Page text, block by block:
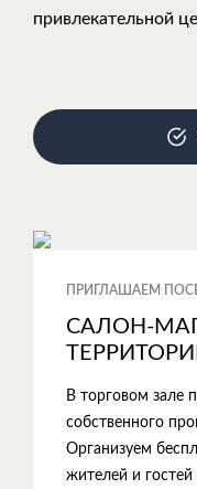
привлекательной
ПРИГЛАШАЕМ
САЛОН-
В торговом зале
собственного
Организуем
жителей и